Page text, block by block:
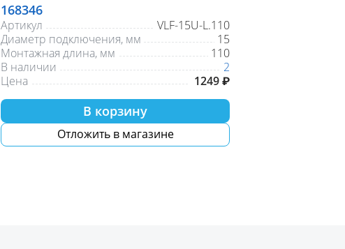
168346
Артикул
VLF-15U-L.110
Диаметр подключения, мм
15
Монтажная длина, мм
110
В наличии
2
Цена
1249 ₽
В корзину
Отложить в магазине